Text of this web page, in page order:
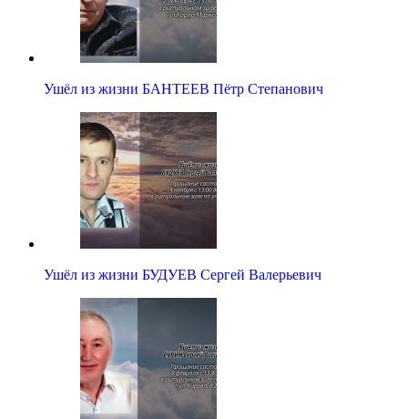
Ушёл из жизни БАНТЕЕВ Пётр Степанович
Ушёл из жизни БУДУЕВ Сергей Валерьевич